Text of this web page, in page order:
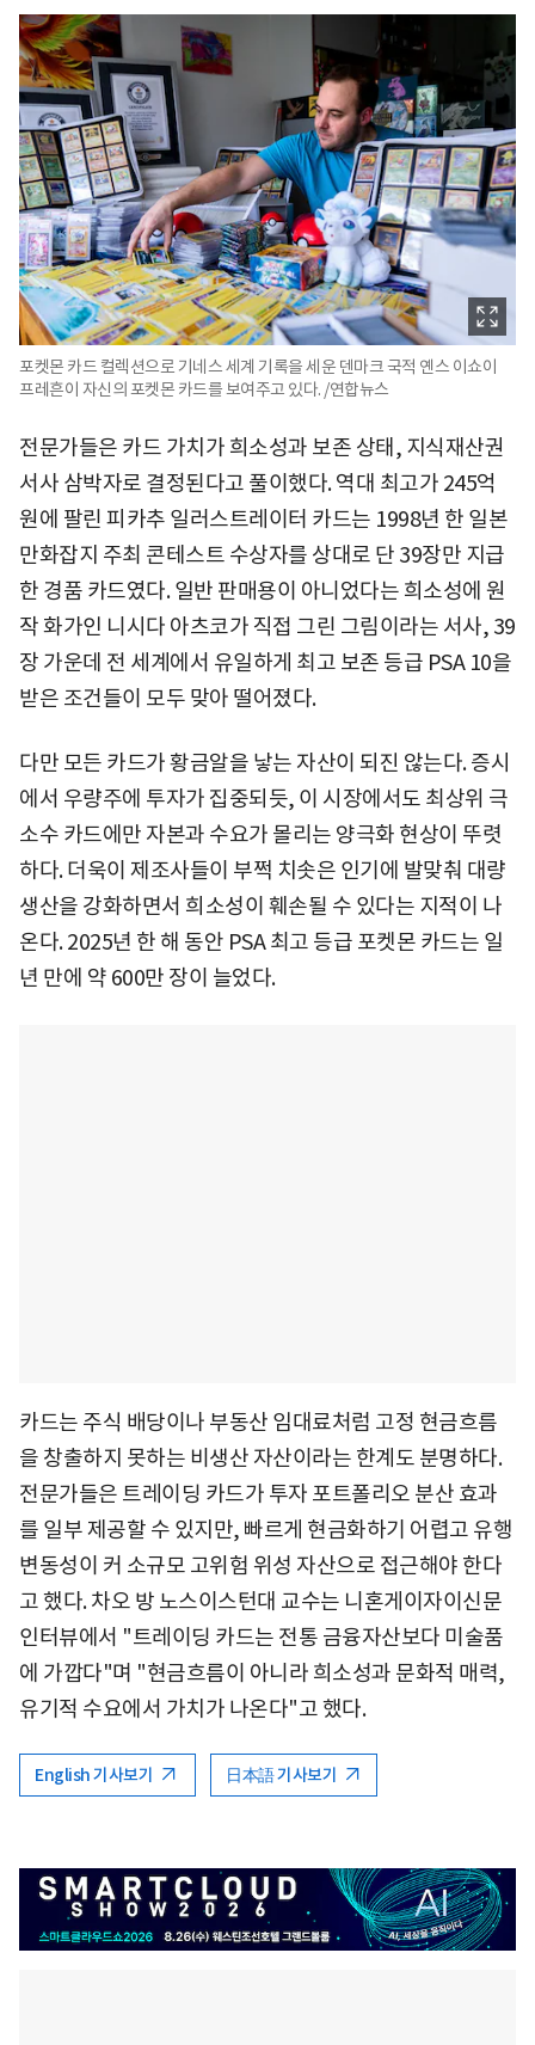
포켓몬 카드 컬렉션으로 기네스 세계 기록을 세운 덴마크 국적 옌스 이쇼이
프레흔이 자신의 포켓몬 카드를 보여주고 있다. /연합뉴스
전문가들은 카드 가치가 희소성과 보존 상태, 지식재산권
서사 삼박자로 결정된다고 풀이했다. 역대 최고가 245억
원에 팔린 피카추 일러스트레이터 카드는 1998년 한 일본
만화잡지 주최 콘테스트 수상자를 상대로 단 39장만 지급
한 경품 카드였다. 일반 판매용이 아니었다는 희소성에 원
작 화가인 니시다 아츠코가 직접 그린 그림이라는 서사, 39
장 가운데 전 세계에서 유일하게 최고 보존 등급 PSA 10을
받은 조건들이 모두 맞아 떨어졌다.
다만 모든 카드가 황금알을 낳는 자산이 되진 않는다. 증시
에서 우량주에 투자가 집중되듯, 이 시장에서도 최상위 극
소수 카드에만 자본과 수요가 몰리는 양극화 현상이 뚜렷
하다. 더욱이 제조사들이 부쩍 치솟은 인기에 발맞춰 대량
생산을 강화하면서 희소성이 훼손될 수 있다는 지적이 나
온다. 2025년 한 해 동안 PSA 최고 등급 포켓몬 카드는 일
년 만에 약 600만 장이 늘었다.
카드는 주식 배당이나 부동산 임대료처럼 고정 현금흐름
을 창출하지 못하는 비생산 자산이라는 한계도 분명하다.
전문가들은 트레이딩 카드가 투자 포트폴리오 분산 효과
를 일부 제공할 수 있지만, 빠르게 현금화하기 어렵고 유행
변동성이 커 소규모 고위험 위성 자산으로 접근해야 한다
고 했다. 차오 방 노스이스턴대 교수는 니혼게이자이신문
인터뷰에서 "트레이딩 카드는 전통 금융자산보다 미술품
에 가깝다"며 "현금흐름이 아니라 희소성과 문화적 매력,
유기적 수요에서 가치가 나온다"고 했다.
English 기사보기 日本語 기사보기